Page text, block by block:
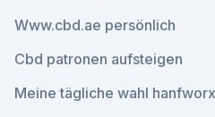
Www.cbd.ae persönlich
Cbd patronen aufsteigen
Meine tägliche wahl